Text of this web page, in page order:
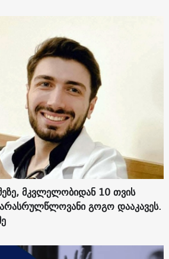
მკვლელობიდან 10 თვის
გოგო დააკავეს.